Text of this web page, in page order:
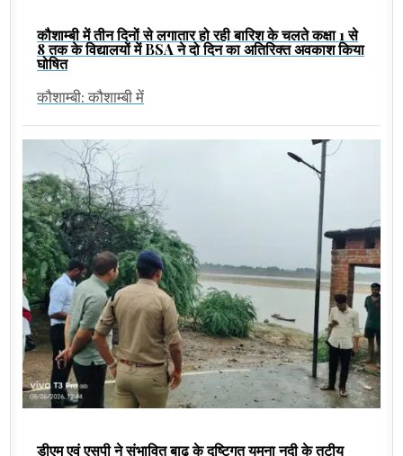
कौशाम्बी में तीन दिनों से लगातार हो रही बारिश के चलते कक्षा 1 से
8 तक के विद्यालयों में BSA ने दो दिन का अतिरिक्त अवकाश किया
घोषित
कौशाम्बी: कौशाम्बी में
डीएम एवं एसपी ने संभावित बाढ़ के दृष्टिगत यमुना नदी के तटीय